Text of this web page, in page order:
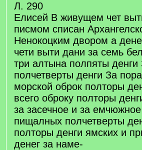
Л. 290
Елисей В живущем чет
писмом списан
Ненокоцким двором а
чети выти дани за семь
три алтына полпяты денги
полчетверты денги За
морской оброк полторы
всего оброку полторы
за засечное и за
пищалных полчетверты
полторы денги ямских и
денег за наме-